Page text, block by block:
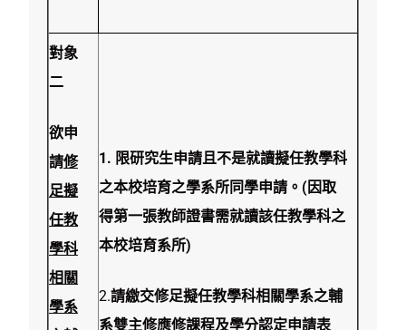
對象
二
欲申
請修
足擬
任教
學科
相關
學系
1. 限研究生申請且不是就讀擬任教學科
之本校培育之學系所同學申請。(因取
得第一張教師證書需就讀該任教學科之
本校培育系所)
2.請繳交修足擬任教學科相關學系之輔
系雙主修應修課程及學分認定申請表